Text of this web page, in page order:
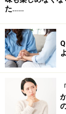
多くの女性は
が、実はそれ
すから、結婚
た……